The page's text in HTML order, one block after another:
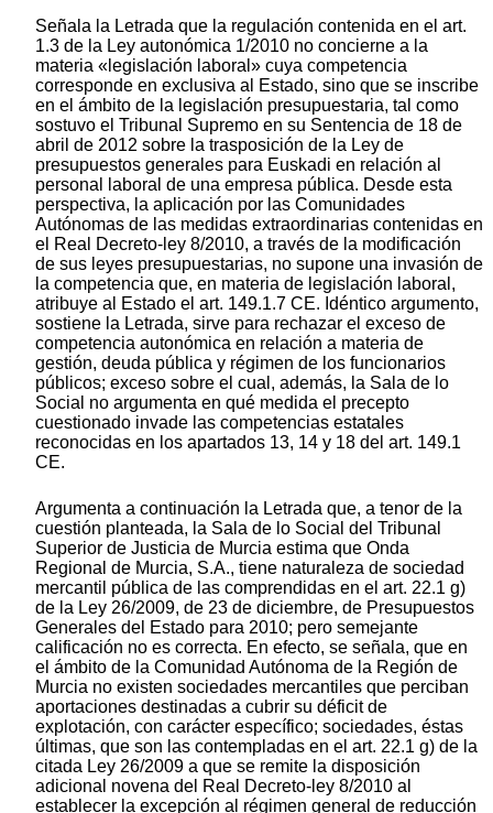
Señala la Letrada que la regulación contenida en el art.
1.3 de la Ley autonómica 1/2010 no concierne a la
materia «legislación laboral» cuya competencia
corresponde en exclusiva al Estado, sino que se inscribe
en el ámbito de la legislación presupuestaria, tal como
sostuvo el Tribunal Supremo en su Sentencia de 18 de
abril de 2012 sobre la trasposición de la Ley de
presupuestos generales para Euskadi en relación al
personal laboral de una empresa pública. Desde esta
perspectiva, la aplicación por las Comunidades
Autónomas de las medidas extraordinarias contenidas en
el Real Decreto-ley 8/2010, a través de la modificación
de sus leyes presupuestarias, no supone una invasión de
la competencia que, en materia de legislación laboral,
atribuye al Estado el art. 149.1.7 CE. Idéntico argumento,
sostiene la Letrada, sirve para rechazar el exceso de
competencia autonómica en relación a materia de
gestión, deuda pública y régimen de los funcionarios
públicos; exceso sobre el cual, además, la Sala de lo
Social no argumenta en qué medida el precepto
cuestionado invade las competencias estatales
reconocidas en los apartados 13, 14 y 18 del art. 149.1
CE.
Argumenta a continuación la Letrada que, a tenor de la
cuestión planteada, la Sala de lo Social del Tribunal
Superior de Justicia de Murcia estima que Onda
Regional de Murcia, S.A., tiene naturaleza de sociedad
mercantil pública de las comprendidas en el art. 22.1 g)
de la Ley 26/2009, de 23 de diciembre, de Presupuestos
Generales del Estado para 2010; pero semejante
calificación no es correcta. En efecto, se señala, que en
el ámbito de la Comunidad Autónoma de la Región de
Murcia no existen sociedades mercantiles que perciban
aportaciones destinadas a cubrir su déficit de
explotación, con carácter específico; sociedades, éstas
últimas, que son las contempladas en el art. 22.1 g) de la
citada Ley 26/2009 a que se remite la disposición
adicional novena del Real Decreto-ley 8/2010 al
establecer la excepción al régimen general de reducción